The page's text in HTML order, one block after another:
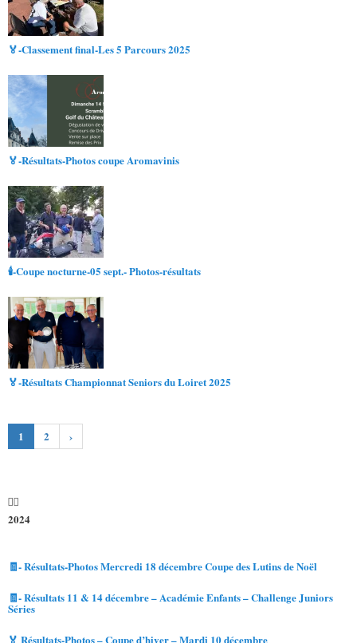
🏅-Classement final-Les 5 Parcours 2025
🏅-Résultats-Photos coupe Aromavinis
🕯-Coupe nocturne-05 sept.- Photos-résultats
🏅-Résultats Championnat Seniors du Loiret 2025
1 2 ›
2024
🧾- Résultats-Photos Mercredi 18 décembre Coupe des Lutins de Noël
🧾- Résultats 11 & 14 décembre – Académie Enfants – Challenge Juniors
Séries
🏅 Résultats-Photos – Coupe d’hiver – Mardi 10 décembre